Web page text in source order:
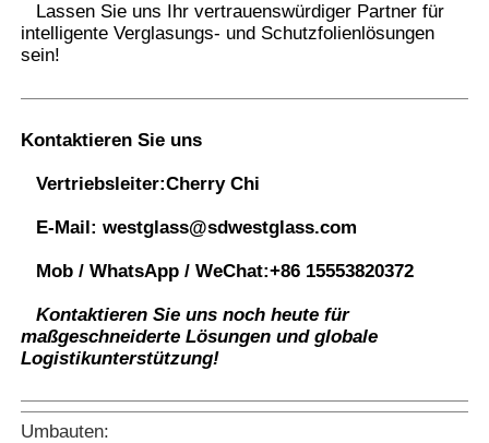
Lassen Sie uns Ihr vertrauenswürdiger Partner für
intelligente Verglasungs- und Schutzfolienlösungen
sein!
Kontaktieren Sie uns
Vertriebsleiter:Cherry Chi
E-Mail: westglass@sdwestglass.com
Mob / WhatsApp / WeChat:+86 15553820372
Kontaktieren Sie uns noch heute für
maßgeschneiderte Lösungen und globale
Logistikunterstützung!
Umbauten: